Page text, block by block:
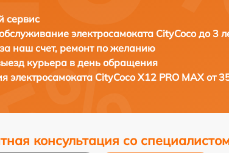
сервис
электросамоката CityCoco до 3
наш счет, ремонт по желанию
курьера в день обращения
электросамоката CityCoco X12 PRO MAX от
консультация со